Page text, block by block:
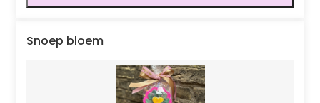
Snoep bloem